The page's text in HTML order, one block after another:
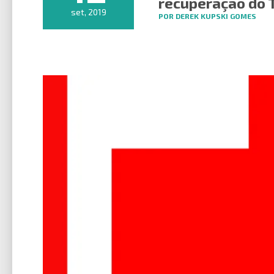
set, 2019 POR DEREK KUPSKI GOMES